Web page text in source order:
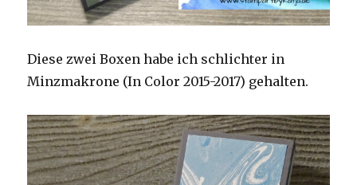
Diese zwei Boxen habe ich schlichter in
Minzmakrone (In Color 2015-2017) gehalten.